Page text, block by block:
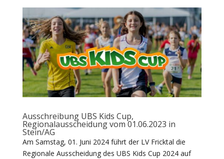
Ausschreibung UBS Kids Cup,
Regionalausscheidung vom 01.06.2023 in
Stein/AG
Am Samstag, 01. Juni 2024 führt der LV Fricktal die
Regionale Ausscheidung des UBS Kids Cup 2024 auf